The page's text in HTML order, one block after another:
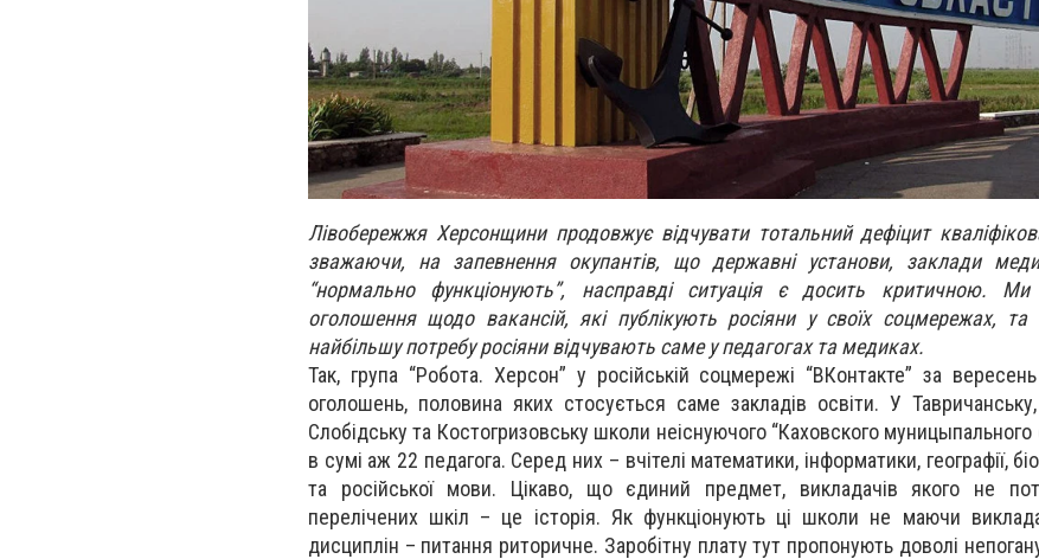
Лівобережжя Херсонщини продовжує відчувати тотальний дефіцит
зважаючи, на запевнення окупантів, що державні установи, заклади
“нормально функціонують”, насправді ситуація є досить критичною. Ми
оголошення щодо вакансій, які публікують росіяни у своїх соцмережах,
найбільшу потребу росіяни відчувають саме у педагогах та медиках.
Так, група “Робота. Херсон” у російській соцмережі “ВКонтакте” за
оголошень, половина яких стосується саме закладів освіти. У
Слобідську та Костогризовську школи неіснуючого “Каховского муницыпального
в сумі аж 22 педагога. Серед них – вчітелі математики, інформатики, географії,
та російської мови. Цікаво, що єдиний предмет, викладачів якого не
перелічених шкіл – це історія. Як функціонують ці школи не маючи
дисциплін – питання риторичне. Заробітну плату тут пропонують доволі